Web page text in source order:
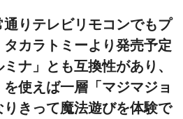
りテレビリモコンでもプ
カラトミーより発売予定
ナ」とも互換性があり、
を使えば一層「マジマジョ
きって魔法遊びを体験で